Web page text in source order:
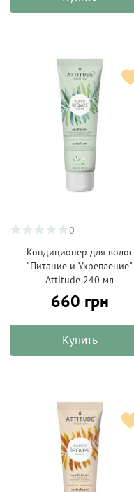
0
Кондиционер для волос
"Питание и Укрепление"
Attitude 240 мл
660 грн
Купить